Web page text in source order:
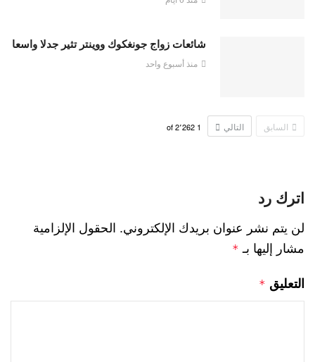
شائعات زواج جونغكوك ووينتر تثير جدلا واسعا
منذ أسبوع واحد
السابق التالي 1 2٬262
اترك رد
لن يتم نشر عنوان بريدك الإلكتروني. الحقول الإلزامية
مشار إليها بـ *
التعليق *